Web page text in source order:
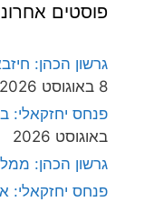
פוסטים
גרשון הכהן:
8 באוגוסט 2026
פנחס יחזקאלי:
באוגוסט 2026
גרשון הכהן:
פנחס יחזקאלי: